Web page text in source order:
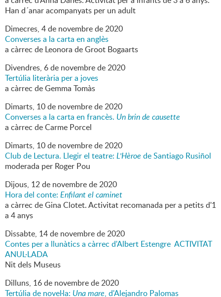
Han d´anar acompanyats per un adult
Dimecres, 4de novembrede2020
Converses a la carta en anglès
a càrrec de Leonora de Groot Bogaarts
Divendres, 6de novembrede2020
Tertúlia literària per a joves
a càrrec de Gemma Tomàs
Dimarts, 10de novembrede2020
Converses a la carta en francès. Un brin de causette
a càrrec de Carme Porcel
Dimarts, 10de novembrede2020
Club de Lectura. Llegir el teatre: L'Hèroe de Santiago Rusiñol
moderada per Roger Pou
Dijous, 12de novembrede2020
Hora del conte: Enfilant el caminet
a càrrec de Gina Clotet. Activitat recomanada per a petits d'1
a 4 anys
Dissabte, 14de novembrede2020
Contes per a llunàtics a càrrec d'Albert Estengre ACTIVITAT
ANUL·LADA
Nit dels Museus
Dilluns, 16de novembrede2020
Tertúlia de novel·la: Una mare, d'Alejandro Palomas